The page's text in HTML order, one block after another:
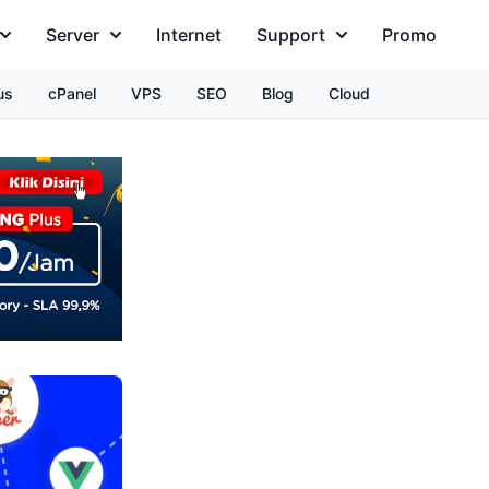
Server Internet Support Promo
cPanel VPS SEO Blog Cloud